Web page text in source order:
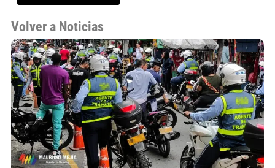
Volver a Noticias